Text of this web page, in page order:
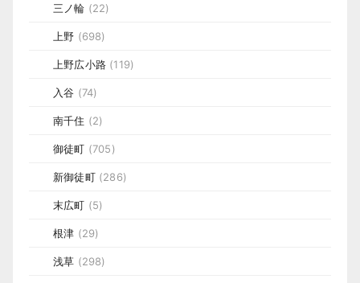
三ノ輪 (22)
上野 (698)
上野広小路 (119)
入谷 (74)
南千住 (2)
御徒町 (705)
新御徒町(286)
末広町 (5)
根津 (29)
浅草 (298)